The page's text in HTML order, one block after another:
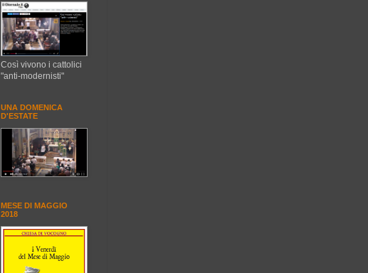
Così vivono i cattolici
"anti-modernisti"
UNA DOMENICA
D'ESTATE
MESE DI MAGGIO
2018